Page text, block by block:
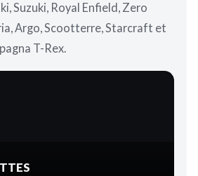
Suzuki, Royal Enfield, Zero
Argo, Scootterre, Starcraft et
T-Rex.